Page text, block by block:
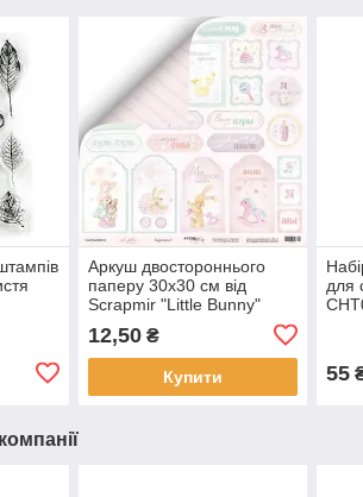
Аркуш двостороннього
паперу 30х30 см від
Scrapmir "Little Bunny"
SM2400010
12,50₴
Купити
для
55